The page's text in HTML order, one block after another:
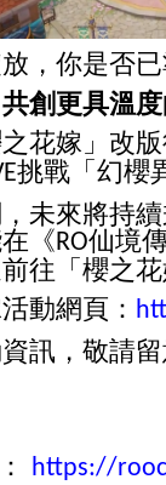
你是否已
創更具溫度
嫁」改版
挑戰「幻櫻
來將持續
《RO仙境
往「櫻之
網頁：
，敬請
https://